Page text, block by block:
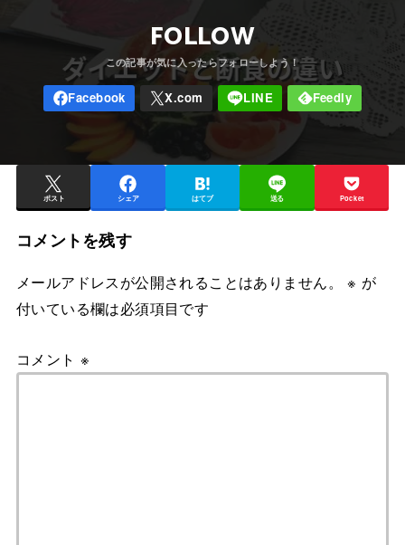
FOLLOW
ポスト シェア はてブ 送る Pocket
コメントを残す
メールアドレスが公開されることはありません。 ※ が
付いている欄は必須項目です
コメント ※